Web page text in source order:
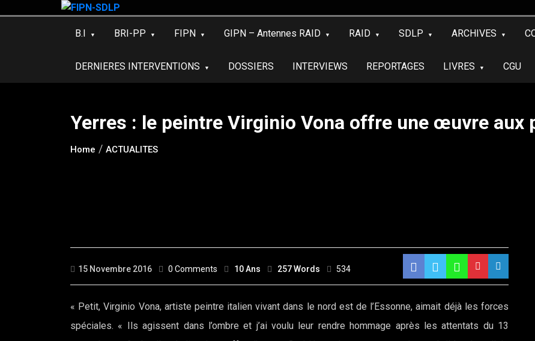
B.I BRI-PP FIPN GIPN – Antennes RAID RAID SDLP ARCHIVES
DERNIERES INTERVENTIONS DOSSIERS INTERVIEWS REPORTAGES LIVRES CGU
Yerres : le peintre Virginio Vona offre une œuvre aux
Home ACTUALITES
15 Novembre 2016 0 Comments 10 Ans 257 Words 534
« Petit, Virginio Vona, artiste peintre italien vivant dans le nord est de l’Essonne, aimait déjà les forces
spéciales. « Ils agissent dans l’ombre et j’ai voulu leur rendre hommage après les attentats du 13